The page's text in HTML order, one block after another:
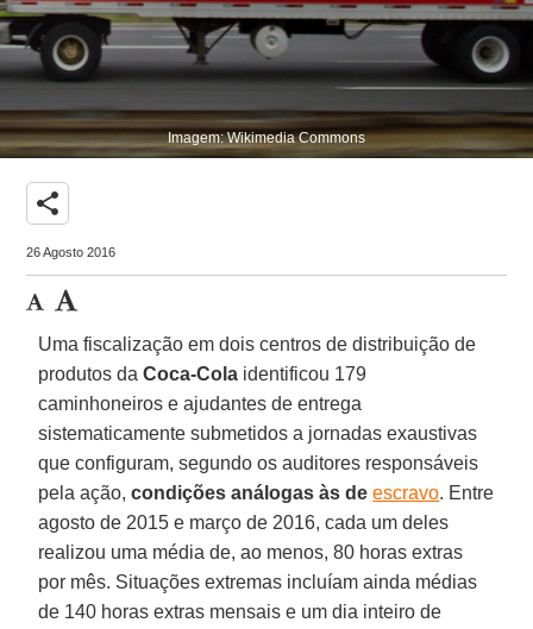
Imagem: Wikimedia Commons
share
26 Agosto 2016
Uma fiscalização em dois centros de distribuição de
produtos daCoca-Cola identificou 179
caminhoneiros e ajudantes de entrega
sistematicamente submetidos a jornadas exaustivas
que configuram, segundo os auditores responsáveis
pela ação,condições análogas às deescravo. Entre
agosto de 2015 e março de 2016, cada um deles
realizou uma média de, ao menos, 80 horas extras
por mês. Situações extremas incluíam ainda médias
de 140 horas extras mensais e um dia inteiro de